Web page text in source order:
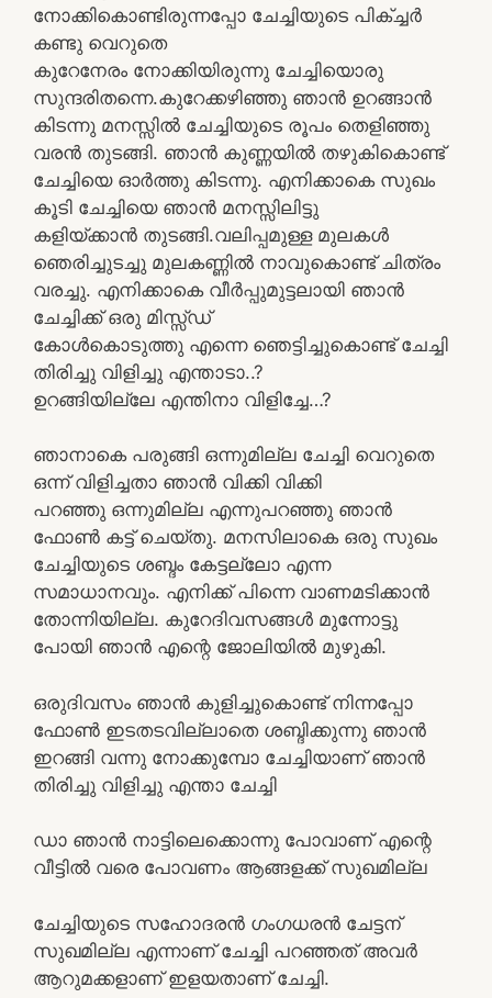
നോക്കികൊണ്ടിരുന്നപ്പോ ചേച്ചിയുടെ പിക്ച്ചർ
കണ്ടു വെറുതെ
കുറേനേരം നോക്കിയിരുന്നു ചേച്ചിയൊരു
സുന്ദരിതന്നെ.കുറേക്കഴിഞ്ഞു ഞാൻ ഉറങ്ങാൻ
കിടന്നു മനസ്സിൽ ചേച്ചിയുടെ രൂപം തെളിഞ്ഞു
വരൻ തുടങ്ങി. ഞാൻ കുണ്ണയിൽ തഴുകികൊണ്ട്
ചേച്ചിയെ ഓർത്തു കിടന്നു. എനിക്കാകെ സുഖം
കൂടി ചേച്ചിയെ ഞാൻ മനസ്സിലിട്ടു
കളിയ്ക്കാൻ തുടങ്ങി.വലിപ്പമുള്ള മുലകൾ
ഞെരിച്ചുടച്ചു മുലകണ്ണില്‍ നാവുകൊണ്ട് ചിത്രം
വരച്ചു. എനിക്കാകെ വീര്‍പ്പുമുട്ടലായി ഞാന്‍
ചേച്ചിക്ക് ഒരു മിസ്സ്ഡ്‌
കോള്‍കൊടുത്തു എന്നെ ഞെട്ടിച്ചുകൊണ്ട് ചേച്ചി
തിരിച്ചു വിളിച്ചു എന്താടാ..?
ഉറങ്ങിയില്ലേ എന്തിനാ വിളിച്ചേ…?
ഞാനാകെ പരുങ്ങി ഒന്നുമില്ല ചേച്ചി വെറുതെ
ഒന്ന് വിളിച്ചതാ ഞാന്‍ വിക്കി വിക്കി
പറഞ്ഞു ഒന്നുമില്ല എന്നുപറഞ്ഞു ഞാന്‍
ഫോണ്‍ കട്ട്‌ ചെയ്തു. മനസിലാകെ ഒരു സുഖം
ചേച്ചിയുടെ ശബ്ദം കേട്ടല്ലോ എന്ന
സമാധാനവും. എനിക്ക് പിന്നെ വാണമടിക്കാന്‍
തോന്നിയില്ല. കുറേദിവസങ്ങള്‍ മുന്നോട്ടു
പോയി ഞാന്‍ എന്റെ ജോലിയില്‍ മുഴുകി.
ഒരുദിവസം ഞാന്‍ കുളിച്ചുകൊണ്ട് നിന്നപ്പോ
ഫോണ്‍ ഇടതടവില്ലാതെ ശബ്ദിക്കുന്നു ഞാന്‍
ഇറങ്ങി വന്നു നോക്കുമ്പോ ചേച്ചിയാണ് ഞാന്‍
തിരിച്ചു വിളിച്ചു എന്താ ചേച്ചി
ഡാ ഞാന്‍ നാട്ടിലെക്കൊന്നു പോവാണ് എന്റെ
വീട്ടില്‍ വരെ പോവണം ആങ്ങളക്ക് സുഖമില്ല
ചേച്ചിയുടെ സഹോദരന്‍ ഗംഗധരന്‍ ചേട്ടന്
സുഖമില്ല എന്നാണ് ചേച്ചി പറഞ്ഞത് അവര്‍
ആറുമക്കളാണ് ഇളയതാണ് ചേച്ചി.